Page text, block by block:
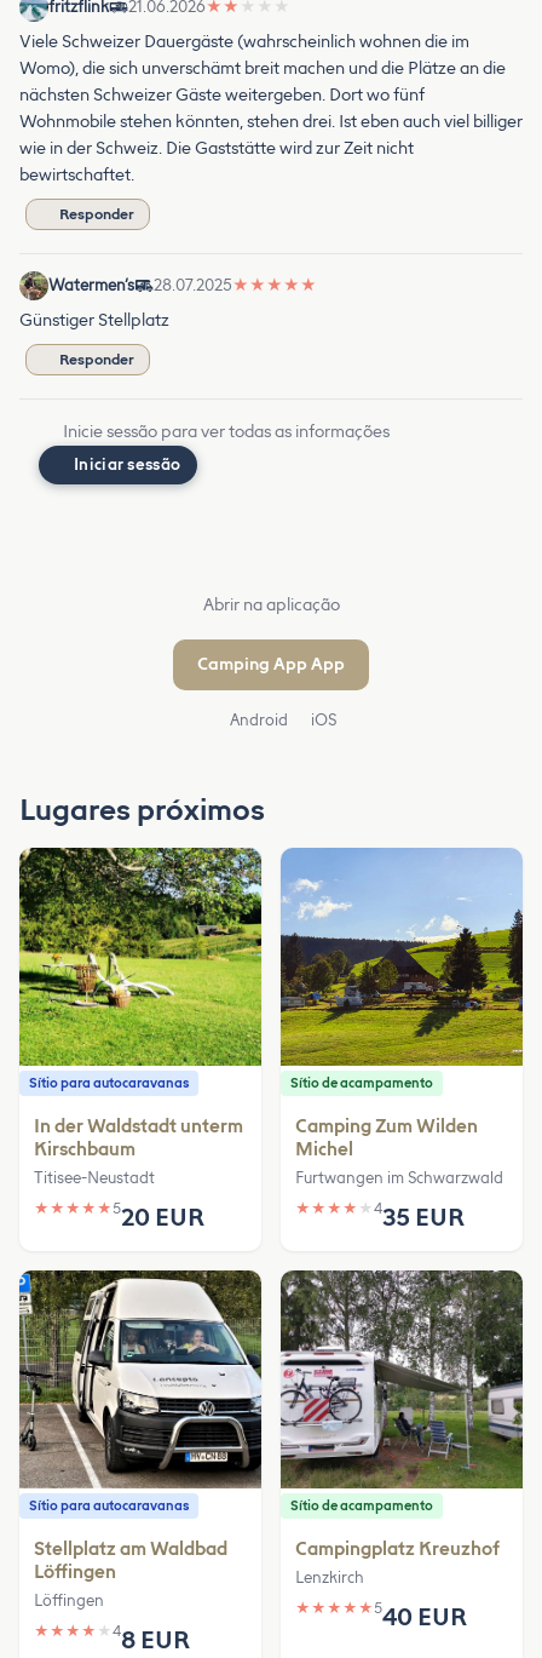
fritzflink 21.06.2026★ ★ ★ ★ ★
Viele Schweizer Dauergäste (wahrscheinlich wohnen die im
Womo), die sich unverschämt breit machen und die Plätze an die
nächsten Schweizer Gäste weitergeben. Dort wo fünf
Wohnmobile stehen könnten, stehen drei. Ist eben auch viel billiger
wie in der Schweiz. Die Gaststätte wird zur Zeit nicht
bewirtschaftet.
Responder
Watermen‘s 28.07.2025★ ★ ★ ★ ★
Günstiger Stellplatz
Responder
Inicie sessão para ver todas as informações
Iniciar sessão
Abrir na aplicação
Camping App App
Android iOS
Lugares próximos
Sítio para autocaravanas
In der Waldstadt unterm
Kirschbaum
Titisee-Neustadt
★ ★ ★ ★ ★520 EUR
Sítio de acampamento
Camping Zum Wilden
Michel
Furtwangen im Schwarzwald
★ ★ ★ ★ ★ 435 EUR
Sítio para autocaravanas
Stellplatz am Waldbad
Löffingen
Löffingen
★ ★ ★ ★ ★ 48 EUR
Sítio de acampamento
Campingplatz Kreuzhof
Lenzkirch
★ ★ ★ ★ ★540 EUR